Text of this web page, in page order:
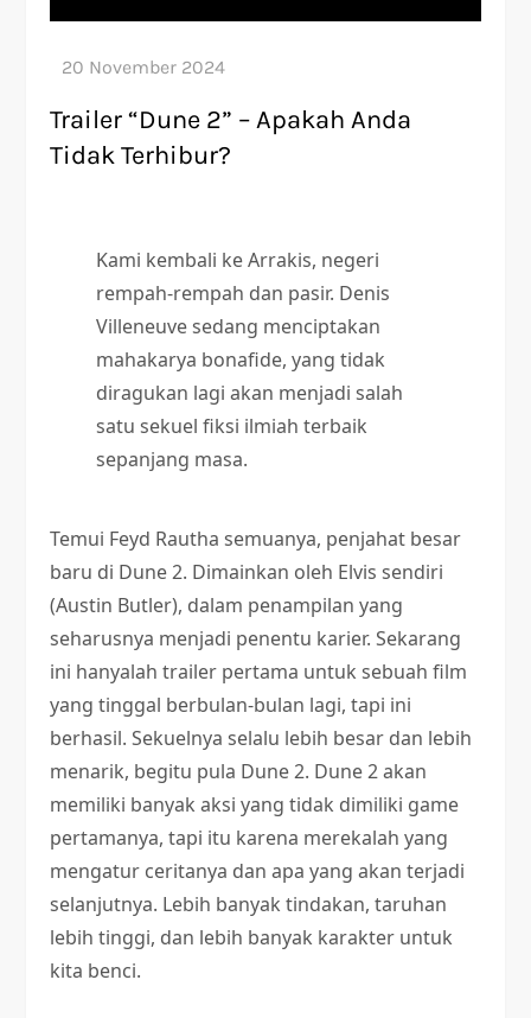
Trailer “Dune 2” – Apakah Anda
Tidak Terhibur?
Kami kembali ke Arrakis, negeri
rempah-rempah dan pasir. Denis
Villeneuve sedang menciptakan
mahakarya bonafide, yang tidak
diragukan lagi akan menjadi salah
satu sekuel fiksi ilmiah terbaik
sepanjang masa.
Temui Feyd Rautha semuanya, penjahat besar
baru di Dune 2. Dimainkan oleh Elvis sendiri
(Austin Butler), dalam penampilan yang
seharusnya menjadi penentu karier. Sekarang
ini hanyalah trailer pertama untuk sebuah film
yang tinggal berbulan-bulan lagi, tapi ini
berhasil. Sekuelnya selalu lebih besar dan lebih
menarik, begitu pula Dune 2. Dune 2 akan
memiliki banyak aksi yang tidak dimiliki game
pertamanya, tapi itu karena merekalah yang
mengatur ceritanya dan apa yang akan terjadi
selanjutnya. Lebih banyak tindakan, taruhan
lebih tinggi, dan lebih banyak karakter untuk
kita benci.